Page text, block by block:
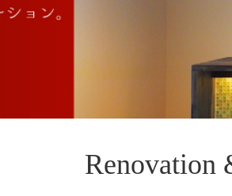
Renovation